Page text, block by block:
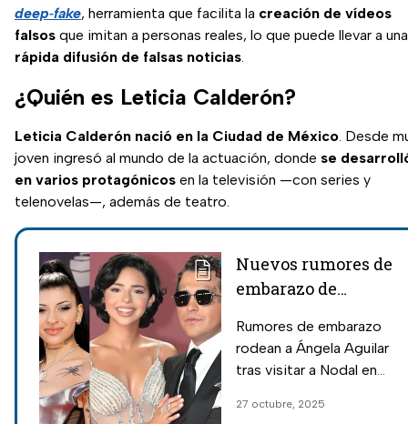
deep‑fake, herramienta que facilita la creación de vídeos
falsos que imitan a personas reales, lo que puede llevar a una
rápida difusión de falsas noticias.
¿Quién es Leticia Calderón?
Leticia Calderón nació en la Ciudad de México. Desde
joven ingresó al mundo de la actuación, donde se
en varios protagónicos en la televisión —con series y
telenovelas—, además de teatro.
Nuevos rumores de
embarazo de
mensaje de Cazzu a
Nodal tras dejar
Rumores de embarazo
rodean a Ángela Aguilar
tras visitar a Nodal en
Cazzu responde a Nodal
27 octubre, 2025